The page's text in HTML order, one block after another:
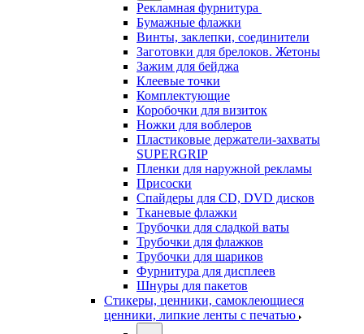
Рекламная фурнитура
Бумажные флажки
Винты, заклепки, соединители
Заготовки для брелоков. Жетоны
Зажим для бейджа
Клеевые точки
Комплектующие
Коробочки для визиток
Ножки для воблеров
Пластиковые держатели-захваты
SUPERGRIP
Пленки для наружной рекламы
Присоски
Спайдеры для CD, DVD дисков
Тканевые флажки
Трубочки для сладкой ваты
Трубочки для флажков
Трубочки для шариков
Фурнитура для дисплеев
Шнуры для пакетов
Стикеры, ценники, самоклеющиеся
ценники, липкие ленты с печатью